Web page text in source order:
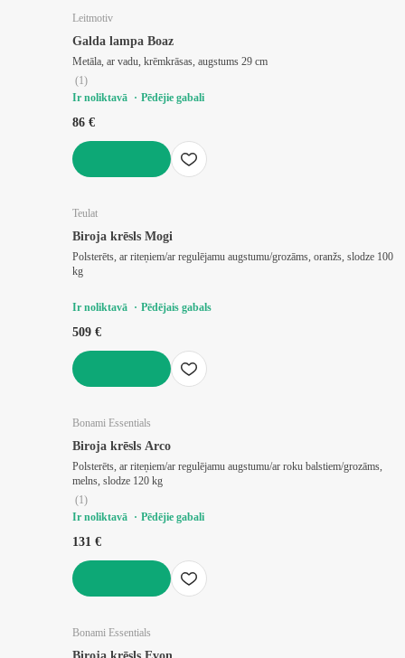
Leitmotiv
Galda lampa Boaz
Metāla, ar vadu, krēmkrāsas, augstums 29 cm
(1)
Ir noliktavā
Pēdējie gabali
86 €
Teulat
Biroja krēsls Mogi
Polsterēts, ar riteņiem/ar regulējamu augstumu/grozāms, oranžs, slodze 100
kg
Ir noliktavā Pēdējais gabals
509 €
Bonami Essentials
Biroja krēsls Arco
Polsterēts, ar riteņiem/ar regulējamu augstumu/ar roku balstiem/grozāms,
melns, slodze 120 kg
(1)
Ir noliktavā
Pēdējie gabali
131 €
Bonami Essentials